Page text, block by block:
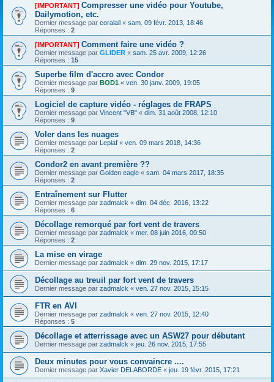
[IMPORTANT] Compresser une vidéo pour Youtube,
Dailymotion, etc.
Dernier message par coralail « sam. 09 févr. 2013, 18:46
Réponses : 2
[IMPORTANT] Comment faire une vidéo ?
Dernier message par GLIDER « sam. 25 avr. 2009, 12:26
Réponses : 15
Superbe film d'accro avec Condor
Dernier message par BOD1 « ven. 30 janv. 2009, 19:05
Réponses : 9
Logiciel de capture vidéo - réglages de FRAPS
Dernier message par Vincent "VB" « dim. 31 août 2008, 12:10
Réponses : 9
Voler dans les nuages
Dernier message par Lepiaf « ven. 09 mars 2018, 14:36
Réponses : 2
Condor2 en avant première ??
Dernier message par Golden eagle « sam. 04 mars 2017, 18:35
Réponses : 2
Entraînement sur Flutter
Dernier message par zadmalck « dim. 04 déc. 2016, 13:22
Réponses : 6
Décollage remorqué par fort vent de travers
Dernier message par zadmalck « mer. 08 juin 2016, 00:50
Réponses : 2
La mise en virage
Dernier message par zadmalck « dim. 29 nov. 2015, 17:17
Décollage au treuil par fort vent de travers
Dernier message par zadmalck « ven. 27 nov. 2015, 15:15
FTR en AVI
Dernier message par zadmalck « ven. 27 nov. 2015, 12:40
Réponses : 5
Décollage et atterrissage avec un ASW27 pour débutant
Dernier message par zadmalck « jeu. 26 nov. 2015, 17:55
Deux minutes pour vous convaincre ....
Dernier message par Xavier DELABORDE « jeu. 19 févr. 2015, 17:21